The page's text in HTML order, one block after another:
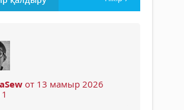
от 13 мамыр 2026